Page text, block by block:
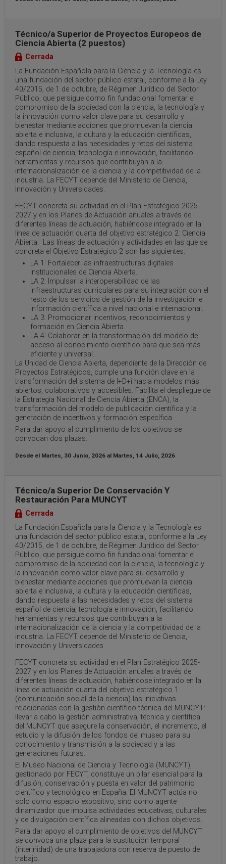
Técnico/a Superior de Proyectos Europeos de
Ciencia Abierta (2 puestos)
Cerrada
La Fundación Española para la Ciencia y la Tecnología es
una fundación del sector público estatal, conforme a la Ley
40/2015, de 1 de octubre, de Régimen Jurídico del Sector
Público, que persigue como fin fundacional fomentar el
compromiso de la sociedad con la ciencia, la tecnología y
la innovación como valor clave para su desarrollo y
bienestar mediante acciones que promuevan la ciencia
abierta e inclusiva, la cultura y la educación científicas,
dando respuesta a las necesidades y retos del sistema
español de ciencia, tecnología e innovación, facilitando
herramientas y recursos que contribuyan a la
internacionalización de la ciencia y la competitividad de la
industria. La FECYT depende del Ministerio de Ciencia,
Innovación y Universidades.
FECYT concreta su actividad en el Plan Estratégico 2025-
2027 y en los Planes de Actuación anuales a través de
diferentes líneas de actuación, habiéndose integrado en la
línea de actuación cuarta del objetivo estratégico 2: Ciencia
Abierta. Las líneas de actuación y actividades en las que se
concreta el Objetivo Estratégico 2 son las siguientes:
LA 1: Fortalecer las infraestructuras digitales
institucionales de Ciencia Abierta.
LA 2: Impulsar la interoperabilidad de las
infraestructuras curriculares para su integración con el
resto de los servicios de gestión de la investigación e
información científica a nivel nacional e internacional.
LA 3: Promocionar incentivos, reconocimientos y
formación en Ciencia Abierta.
LA 4: Colaborar en la transformación del modelo de
acceso al conocimiento científico para que sea más
eficiente y universal.
La Unidad de Ciencia Abierta, dependiente de la Dirección de
Proyectos Estratégicos, cumple una función clave en la
transformación del sistema de I+D+i hacia modelos más
abiertos, colaborativos y accesibles. Facilita el despliegue de
la Estrategia Nacional de Ciencia Abierta (ENCA), la
transformación del modelo de publicación científica y la
generación de incentivos y formación específica
Para dar apoyo al cumplimiento de los objetivos se
convocan dos plazas.
Desde el Martes, 30 Junio, 2026al Martes, 14 Julio, 2026
Técnico/a Superior De Conservación Y
Restauración Para MUNCYT
Cerrada
La Fundación Española para la Ciencia y la Tecnología es
una fundación del sector público estatal, conforme a la Ley
40/2015, de 1 de octubre, de Régimen Jurídico del Sector
Público, que persigue como fin fundacional fomentar el
compromiso de la sociedad con la ciencia, la tecnología y
la innovación como valor clave para su desarrollo y
bienestar mediante acciones que promuevan la ciencia
abierta e inclusiva, la cultura y la educación científicas,
dando respuesta a las necesidades y retos del sistema
español de ciencia, tecnología e innovación, facilitando
herramientas y recursos que contribuyan a la
internacionalización de la ciencia y la competitividad de la
industria. La FECYT depende del Ministerio de Ciencia,
Innovación y Universidades.
FECYT concreta su actividad en el Plan Estratégico 2025-
2027 y en los Planes de Actuación anuales a través de
diferentes líneas de actuación, habiéndose integrado en la
línea de actuación cuarta del objetivo estratégico 1
(comunicación social de la ciencia) las iniciativas
relacionadas con la gestión científico-técnica del MUNCYT:
llevar a cabo la gestión administrativa, técnica y científica
del MUNCYT que asegure la conservación, el incremento, el
estudio y la difusión de los fondos del museo para su
conocimiento y transmisión a la sociedad y a las
generaciones futuras.
El Museo Nacional de Ciencia y Tecnología (MUNCYT),
gestionado por FECYT, constituye un pilar esencial para la
difusión, conservación y puesta en valor del patrimonio
científico y tecnológico en España. El MUNCYT actúa no
solo como espacio expositivo, sino como agente
dinamizador que impulsa actividades educativas, culturales
y de divulgación científica alineadas con dichos objetivos.
Para dar apoyo al cumplimiento de objetivos del MUNCYT
se convoca una plaza para la sustitución temporal
(interinidad) de una trabajadora con reserva de puesto de
trabajo.